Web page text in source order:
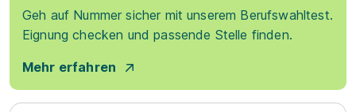
Geh auf Nummer sicher mit unserem Berufswahltest.
Eignung checken und passende Stelle finden.
Mehr erfahren